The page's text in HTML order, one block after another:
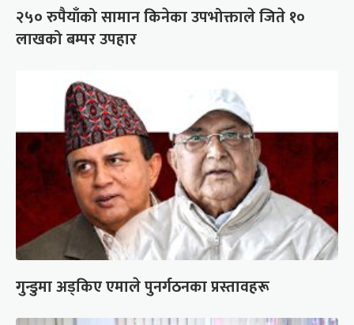
२५० रुपैयाँको सामान किनेका उपभोक्ताले जिते १०
लाखको बम्पर उपहार
गुन्डुमा अड्किए एमाले पुनर्गठनका प्रस्तावहरू